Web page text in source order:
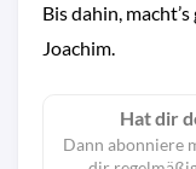
Bis dahin,
Joachim.
Hat dir
Dann abonniere